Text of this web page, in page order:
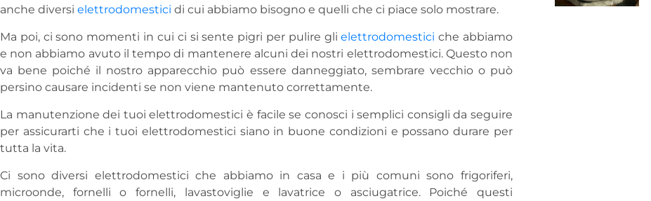
anche diversi elettrodomestici di cui abbiamo bisogno e quelli che ci piace solo mostrare.
Ma poi, ci sono momenti in cui ci si sente pigri per pulire glielettrodomestici che abbiamo
e non abbiamo avuto il tempo di mantenere alcuni dei nostri elettrodomestici. Questo non
va bene poiché il nostro apparecchio può essere danneggiato, sembrare vecchio o può
persino causare incidenti se non viene mantenuto correttamente.
La manutenzione dei tuoi elettrodomestici è facile se conosci i semplici consigli da seguire
per assicurarti che i tuoi elettrodomestici siano in buone condizioni e possano durare per
tutta la vita.
Ci sono diversi elettrodomestici che abbiamo in casa e i più comuni sono frigoriferi,
microonde, fornelli o fornelli, lavastoviglie e lavatrice o asciugatrice. Poiché questi